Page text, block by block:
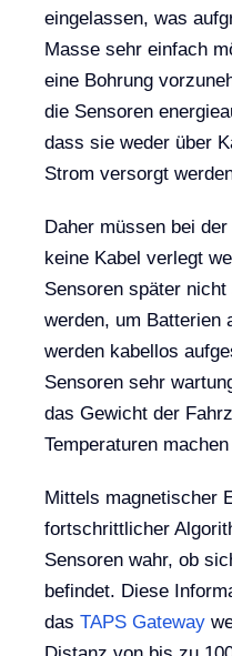
eingelassen, was
Masse sehr einfach
eine Bohrung
die Sensoren
dass sie weder über
Strom versorgt
Daher müssen bei
keine Kabel verlegt
Sensoren später
werden, um Batterien
werden kabellos
Sensoren sehr
das Gewicht der
Temperaturen
Mittels magnetischer
fortschrittlicher
Sensoren wahr, ob
befindet. Diese
das TAPS Gateway